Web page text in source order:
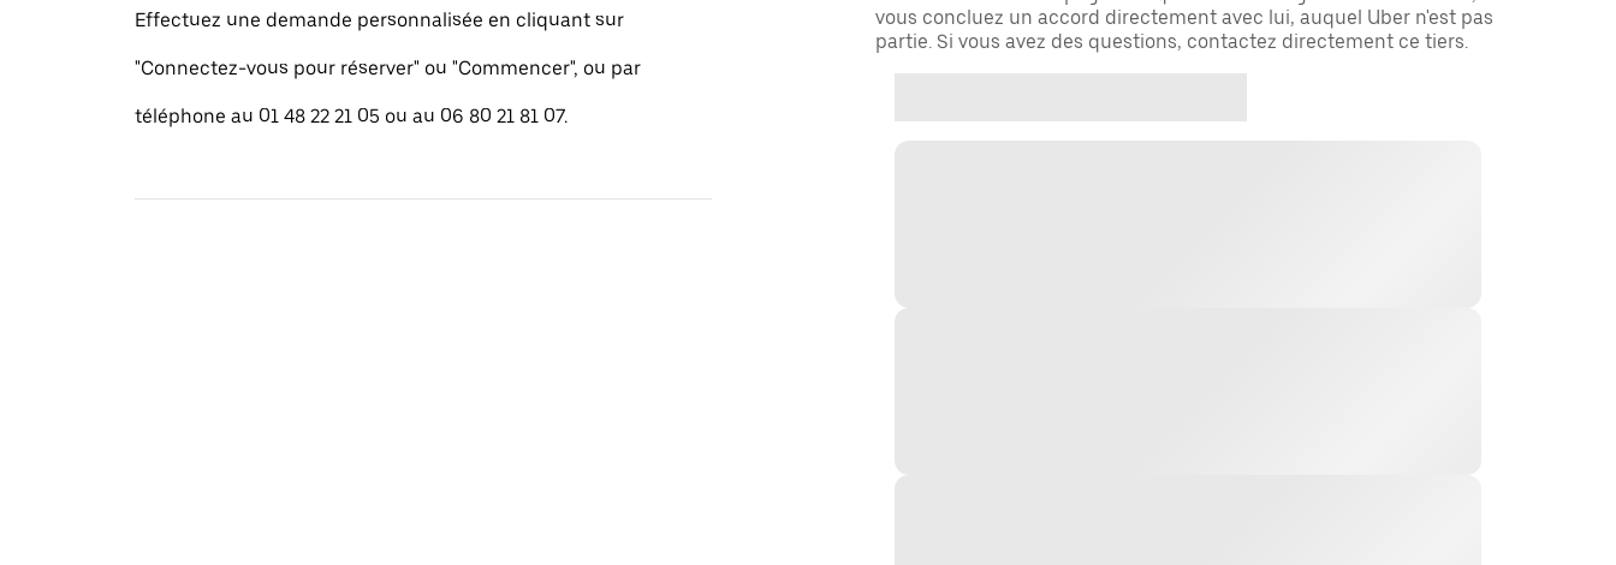
Effectuez une demande personnalisée en cliquant sur
"Connectez-vous pour réserver" ou "Commencer", ou par
téléphone au 01 48 22 21 05 ou au 06 80 21 81 07.
vous concluez un accord directement avec lui, auquel Uber n'est pas
partie. Si vous avez des questions, contactez directement ce tiers.